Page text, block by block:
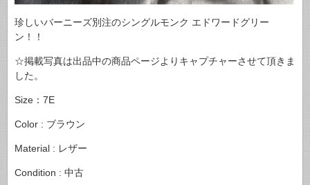
珍しいバーニーズ別注のシングルモンク エドワードグリー
ン！！
☆掲載写真は出品中の商品ページよりキャプチャーさせて頂きま
した。
Size：7E
Color : ブラウン
Material : レザー
Condition : 中古